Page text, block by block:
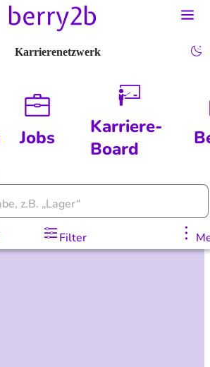
Karrierenetzwerk
Jobs
Karriere-
Board
Filter